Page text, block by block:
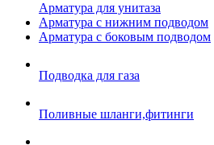
Арматура для унитаза
Арматура с нижним подводом
Арматура с боковым подводом
Подводка для газа
Поливные шланги,фитинги